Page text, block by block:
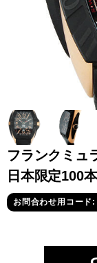
オーデマピゲ
グランド
セイコー
フランクミュ
日本限定100
お問合わせ用コー